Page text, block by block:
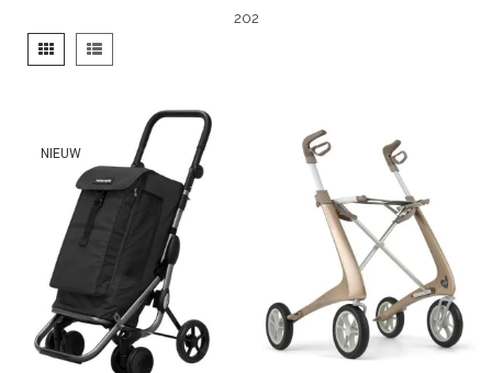
202
Tonen
als
Foto-
tabel
Lijst
NIEUW